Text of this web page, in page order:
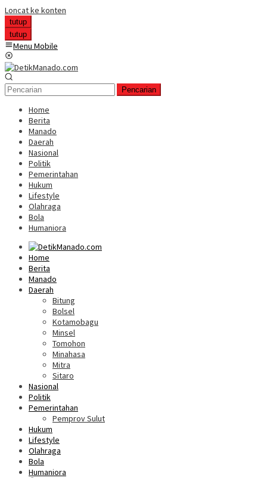
Loncat ke konten
tutup
tutup
Menu Mobile
Pencarian
Home
Berita
Manado
Daerah
Nasional
Politik
Pemerintahan
Hukum
Lifestyle
Olahraga
Bola
Humaniora
Home
Berita
Manado
Daerah
Bitung
Bolsel
Kotamobagu
Minsel
Tomohon
Minahasa
Mitra
Sitaro
Nasional
Politik
Pemerintahan
Pemprov Sulut
Hukum
Lifestyle
Olahraga
Bola
Humaniora